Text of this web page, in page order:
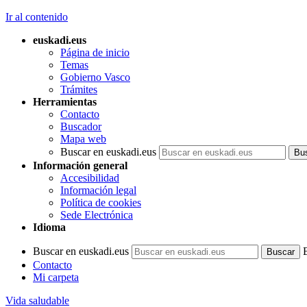
Ir al contenido
euskadi.eus
Página de inicio
Temas
Gobierno Vasco
Trámites
Herramientas
Contacto
Buscador
Mapa web
Buscar en euskadi.eus
Información general
Accesibilidad
Información legal
Política de cookies
Sede Electrónica
Idioma
Buscar en euskadi.eus
Contacto
Mi carpeta
Vida saludable